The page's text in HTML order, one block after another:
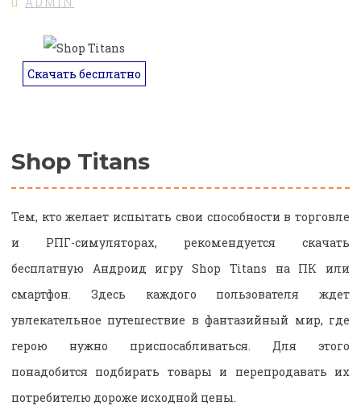
Скачать бесплатно
Shop Titans
Тем, кто желает испытать свои способности в торговле
и РПГ-симуляторах, рекомендуется скачать
бесплатную Андроид игру Shop Titans на ПК или
смартфон. Здесь каждого пользователя ждет
увлекательное путешествие в фантазийный мир, где
герою нужно приспосабливаться. Для этого
понадобится подбирать товары и перепродавать их
потребителю дороже исходной цены.